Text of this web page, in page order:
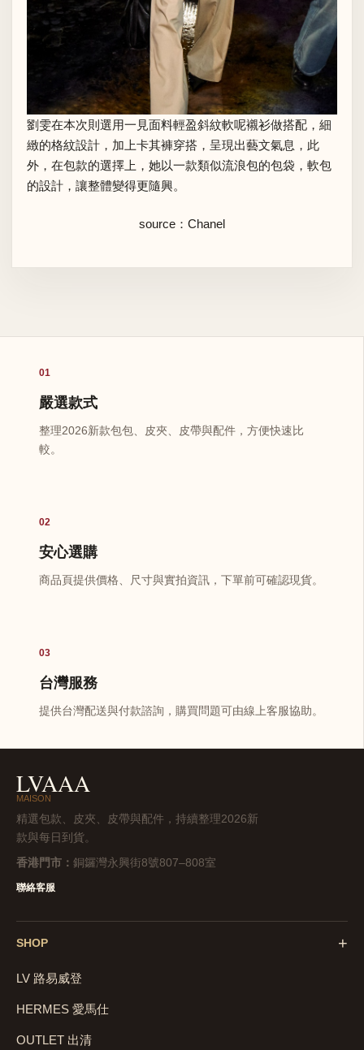
劉雯在本次則選用一見面料輕盈斜紋軟呢襯衫做搭配，細
緻的格紋設計，加上卡其褲穿搭，呈現出藝文氣息，此
外，在包款的選擇上，她以一款類似流浪包的包袋，軟包
的設計，讓整體變得更隨興。
source：Chanel
01
嚴選款式
整理2026新款包包、皮夾、皮帶與配件，方便快速比
較。
02
安心選購
商品頁提供價格、尺寸與實拍資訊，下單前可確認現貨。
03
台灣服務
提供台灣配送與付款諮詢，購買問題可由線上客服協助。
LVAAA
MAISON
精選包款、皮夾、皮帶與配件，持續整理2026新
款與每日到貨。
香港門市： 銅鑼灣永興街8號807–808室
聯絡客服
SHOP +
LV 路易威登
HERMES 愛馬仕
OUTLET 出清